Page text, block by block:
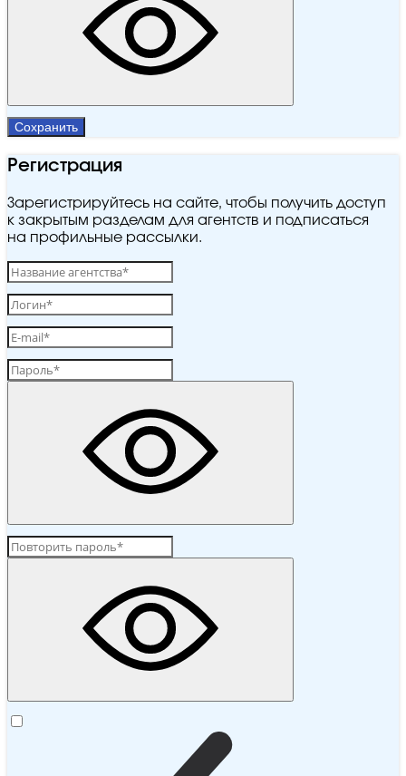
Сохранить
Регистрация
Зарегистрируйтесь на сайте, чтобы получить доступ
к закрытым разделам для агентств и подписаться
на профильные рассылки.